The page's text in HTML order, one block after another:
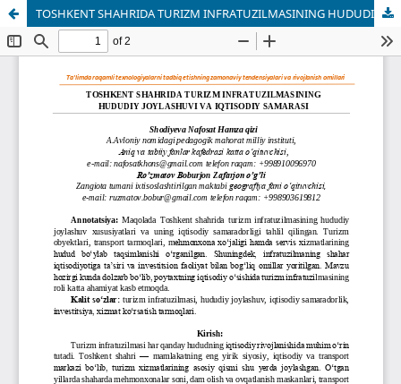
TOSHKENT SHAHRIDA TURIZM INFRATUZILMASINING HUDUDIY JOYLASHUVI VA IQTISODIY SAMARASI